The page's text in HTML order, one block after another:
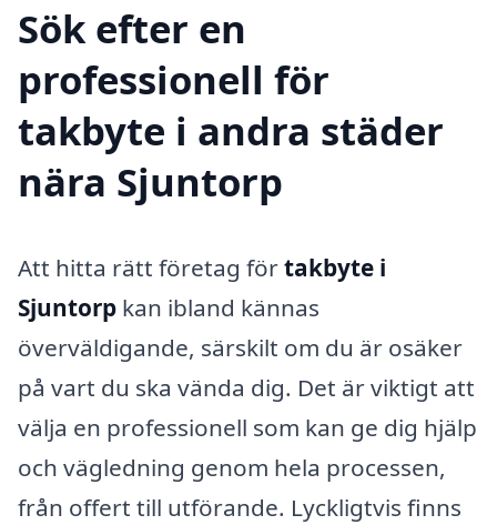
Sök efter en
professionell för
takbyte i andra städer
nära Sjuntorp
Att hitta rätt företag förtakbyte i
Sjuntorp kan ibland kännas
överväldigande, särskilt om du är osäker
på vart du ska vända dig. Det är viktigt att
välja en professionell som kan ge dig hjälp
och vägledning genom hela processen,
från offert till utförande. Lyckligtvis finns